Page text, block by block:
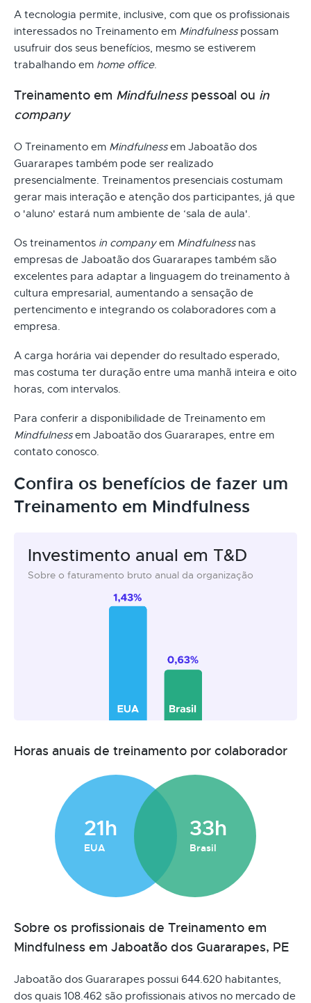
A tecnologia permite, inclusive, com que os profissionais
interessados no Treinamento em Mindfulnesspossam
usufruir dos seus benefícios, mesmo se estiverem
trabalhando em home office.
Treinamento em Mindfulnesspessoal ou in
company
O Treinamento em Mindfulnessem Jaboatão dos
Guararapes também pode ser realizado
presencialmente. Treinamentos presenciais costumam
gerar mais interação e atenção dos participantes, já que
o 'aluno' estará num ambiente de ‘sala de aula'.
Os treinamentos in companyem Mindfulnessnas
empresas de Jaboatão dos Guararapes também são
excelentes para adaptar a linguagem do treinamento à
cultura empresarial, aumentando a sensação de
pertencimento e integrando os colaboradores com a
empresa.
A carga horária vai depender do resultado esperado,
mas costuma ter duração entre uma manhã inteira e oito
horas, com intervalos.
Para conferir a disponibilidade de Treinamento em
Mindfulnessem Jaboatão dos Guararapes, entre em
contato conosco.
Confira os benefícios de fazer um
Treinamento em Mindfulness
Investimento anual em T&D
Sobre o faturamento bruto anual da organização
Horas anuais de treinamento por colaborador
21h
EUA
33h
Brasil
Sobre os profissionais de Treinamento em
Mindfulness em Jaboatão dos Guararapes, PE
Jaboatão dos Guararapes possui 644.620 habitantes,
dos quais 108.462 são profissionais ativos no mercado de